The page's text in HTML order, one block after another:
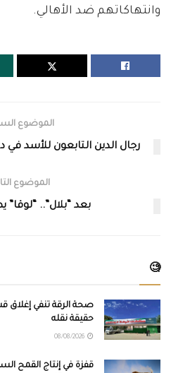
وانتهاكاتهم ضد الأهالي.
الموضوع
رجال الدين التابعون للأسد في
الموضوع
بعد “بلال”.. “لوقا”
🧐
صحة الرقة تنفي
حقيقة نقله